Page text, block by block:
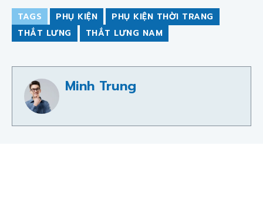
TAGS PHỤ KIỆN
PHỤ KIỆN THỜI TRANG
THẮT LƯNG
THẮT LƯNG NAM
Minh Trung